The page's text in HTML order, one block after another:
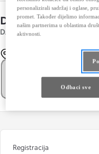
Dacia Sandero
DACIA SANDERO STEPWAY
Registracija
personalizirali sadržaj i oglase,
promet. Također dijelimo
našim partnerima u oblastima
aktivnosti.
Odbaci sve